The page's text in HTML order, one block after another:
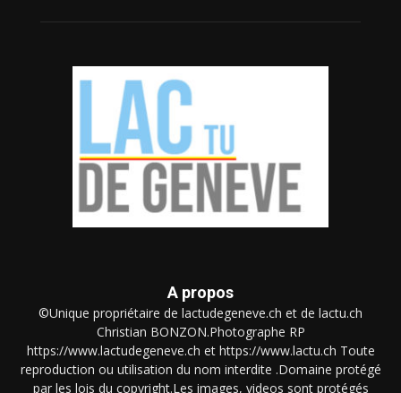
A propos
©Unique propriétaire de lactudegeneve.ch et de lactu.ch
Christian BONZON.Photographe RP
https://www.lactudegeneve.ch et https://www.lactu.ch Toute
reproduction ou utilisation du nom interdite .Domaine protégé
par les lois du copyright.Les images, videos sont protégés